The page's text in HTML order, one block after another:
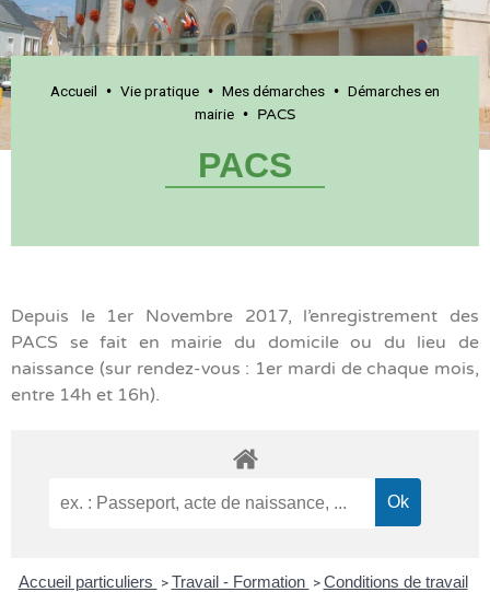
Accueil • Vie pratique • Mes démarches • Démarches en
mairie • PACS
PACS
Depuis le 1er Novembre 2017, l’enregistrement des
PACS se fait en mairie du domicile ou du lieu de
naissance (sur rendez-vous : 1er mardi de chaque mois,
entre 14h et 16h).
Accueil particuliers > Travail - Formation > Conditions de travail